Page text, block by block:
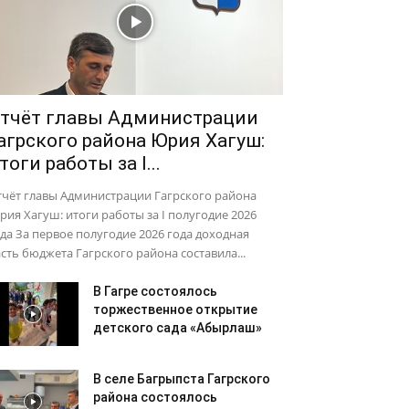
главы Администрации
района Юрия Хагуш:
работы за I...
главы Администрации Гагрского района
Хагуш: итоги работы за I полугодие 2026
За первое полугодие 2026 года доходная
бюджета Гагрского района составила...
В Гагре состоялось
торжественное открытие
детского сада «Абырлаш»
В селе Багрыпста Гагрского
района состоялось